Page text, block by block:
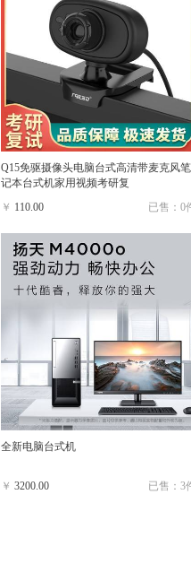
Q15免驱摄像头电脑台式高清带麦克风笔
记本台式机家用视频考研复
￥ 110.00 已售：0
全新电脑台式机
￥ 3200.00 已售：3